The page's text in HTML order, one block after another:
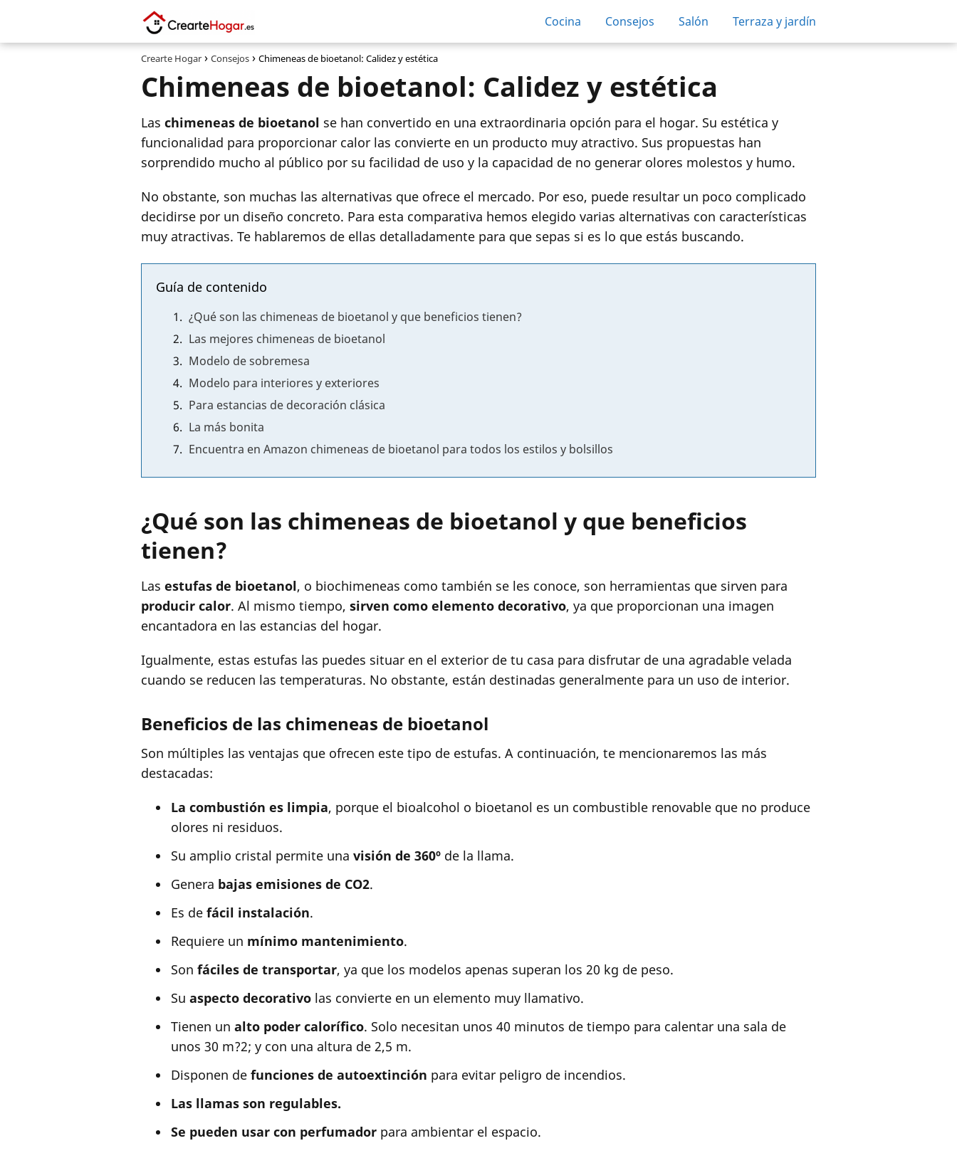
Cocina Consejos Salón Terraza y jardín
Crearte Hogar Consejos Chimeneas de bioetanol: Calidez y estética
Chimeneas de bioetanol: Calidez y estética
Las chimeneas de bioetanol se han convertido en una extraordinaria opción para el hogar. Su estética y
funcionalidad para proporcionar calor las convierte en un producto muy atractivo. Sus propuestas han
sorprendido mucho al público por su facilidad de uso y la capacidad de no generar olores molestos y humo.
No obstante, son muchas las alternativas que ofrece el mercado. Por eso, puede resultar un poco complicado
decidirse por un diseño concreto. Para esta comparativa hemos elegido varias alternativas con características
muy atractivas. Te hablaremos de ellas detalladamente para que sepas si es lo que estás buscando.
Guía de contenido
¿Qué son las chimeneas de bioetanol y que beneficios tienen?
Las mejores chimeneas de bioetanol
Modelo de sobremesa
Modelo para interiores y exteriores
Para estancias de decoración clásica
La más bonita
Encuentra en Amazon chimeneas de bioetanol para todos los estilos y bolsillos
¿Qué son las chimeneas de bioetanol y que beneficios
tienen?
Las estufas de bioetanol, o biochimeneas como también se les conoce, son herramientas que sirven para
producir calor. Al mismo tiempo, sirven como elemento decorativo, ya que proporcionan una imagen
encantadora en las estancias del hogar.
Igualmente, estas estufas las puedes situar en el exterior de tu casa para disfrutar de una agradable velada
cuando se reducen las temperaturas. No obstante, están destinadas generalmente para un uso de interior.
Beneficios de las chimeneas de bioetanol
Son múltiples las ventajas que ofrecen este tipo de estufas. A continuación, te mencionaremos las más
destacadas:
La combustión es limpia, porque el bioalcohol o bioetanol es un combustible renovable que no produce
olores ni residuos.
Su amplio cristal permite una visión de 360º de la llama.
Genera bajas emisiones de CO2.
Es de fácil instalación.
Requiere un mínimo mantenimiento.
Son fáciles de transportar, ya que los modelos apenas superan los 20 kg de peso.
Su aspecto decorativo las convierte en un elemento muy llamativo.
Tienen un alto poder calorífico. Solo necesitan unos 40 minutos de tiempo para calentar una sala de
unos 30 m?2; y con una altura de 2,5 m.
Disponen de funciones de autoextinción para evitar peligro de incendios.
Las llamas son regulables.
Se pueden usar con perfumador para ambientar el espacio.